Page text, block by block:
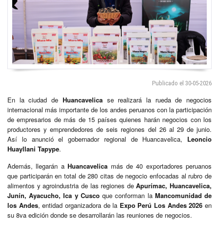
Publicado el 30-05-2026
En la ciudad de Huancavelicase realizará la rueda de negocios
internacional más importante de los andes peruanos con la participación
de empresarios de más de 15 países quienes harán negocios con los
productores y emprendedores de seis regiones del 26 al 29 de junio.
Así lo anunció el gobernador regional de Huancavelica, Leoncio
Huayllani Tapype.
Además, llegarán aHuancavelica más de 40 exportadores peruanos
que participarán en total de 280 citas de negocio enfocadas al rubro de
alimentos y agroindustria de las regiones deApurímac, Huancavelica,
Junín, Ayacucho, Ica y Cuscoque conforman la Mancomunidad de
los Andes, entidad organizadora de la Expo Perú Los Andes 2026 en
su 8va edición donde se desarrollarán las reuniones de negocios.